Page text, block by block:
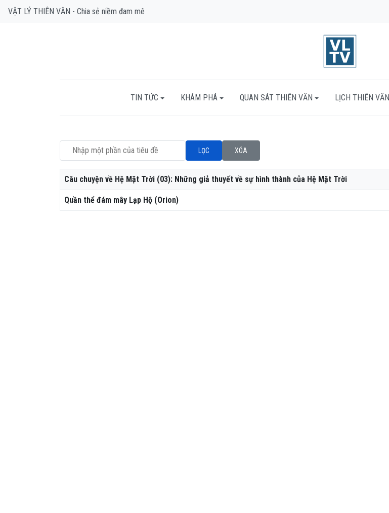
VẬT LÝ THIÊN VĂN - Chia sẻ niềm đam mê
TIN TỨC KHÁM PHÁ QUAN SÁT THIÊN VĂN LỊCH THIÊN VĂN
Nhập một phần của tiêu đề LỌC XÓA
Tiêu đề
Câu chuyện về Hệ Mặt Trời (03): Những giả thuyết về sự hình thành của Hệ Mặt Trời
Quần thể đám mây Lạp Hộ (Orion)